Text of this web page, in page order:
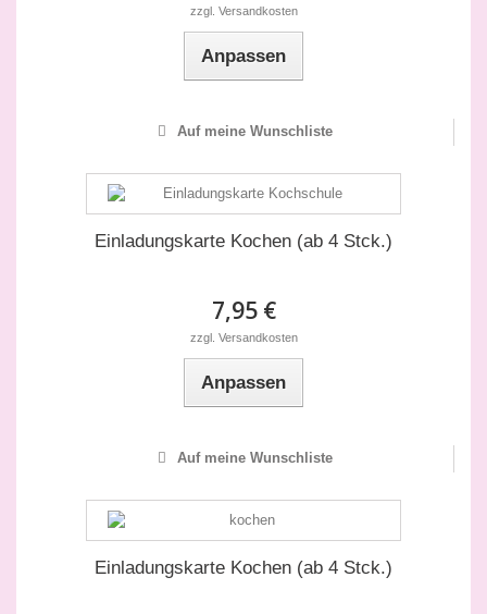
zzgl. Versandkosten
Anpassen
Auf meine Wunschliste
Einladungskarte Kochen (ab 4 Stck.)
7,95 €
zzgl. Versandkosten
Anpassen
Auf meine Wunschliste
Einladungskarte Kochen (ab 4 Stck.)